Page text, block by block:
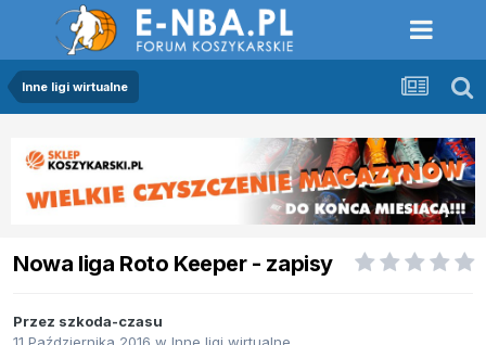
Inne ligi wirtualne
Nowa liga Roto Keeper - zapisy
Przez szkoda-czasu
11 Października 2016 w Inne ligi wirtualne